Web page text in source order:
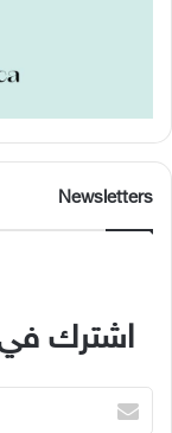
Newsletters
اشترك
بريدك